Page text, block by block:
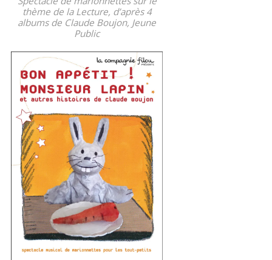
thème de la Lecture, d’après 4
albums de Claude Boujon, Jeune
Public